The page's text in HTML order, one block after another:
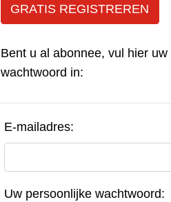
GRATIS REGISTREREN
Bent u al abonnee, vul hier
wachtwoord in:
E-mailadres:
Uw persoonlijke wachtwoord: